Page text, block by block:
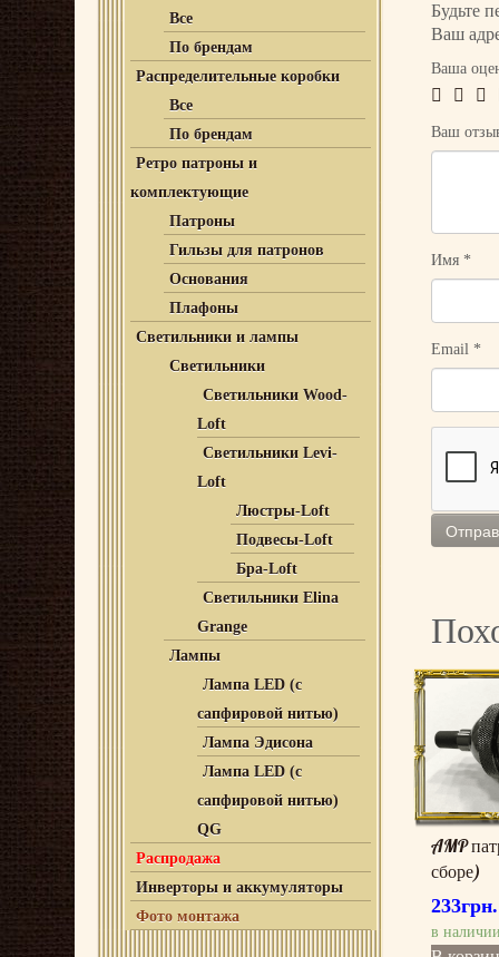
Все
По брендам
Распределительные коробки
Все
По брендам
Ретро патроны и
комплектующие
Патроны
Гильзы для патронов
Основания
Плафоны
Светильники и лампы
Светильники
Светильники Wood-
Loft
Светильники Levi-
Loft
Люстры-Loft
Подвесы-Loft
Бра-Loft
Светильники Elina
Grange
Лампы
Лампа LED (с
сапфировой нитью)
Лампа Эдисона
Лампа LED (с
сапфировой нитью)
QG
Распродажа
Инверторы и аккумуляторы
Фото монтажа
Будьте
Ваш
Ваша
Ваш
Имя *
Email *
AMP
сборе)
233грн.
в наличии